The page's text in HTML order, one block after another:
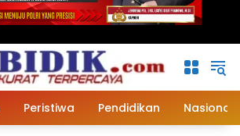
Peristiwa Pendidikan Nasional